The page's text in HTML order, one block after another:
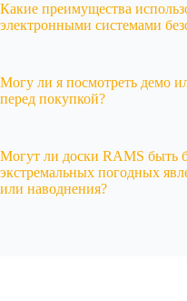
Какие преимущества
электронными системами
Могу ли я посмотреть демо
перед покупкой?
Могут ли доски RAMS быть
экстремальных погодных
или наводнения?